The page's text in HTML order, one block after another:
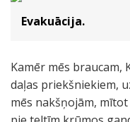
Evakuācija.
Kamēr mēs braucam,
daļas priekšniekiem,
mēs nakšņojām,